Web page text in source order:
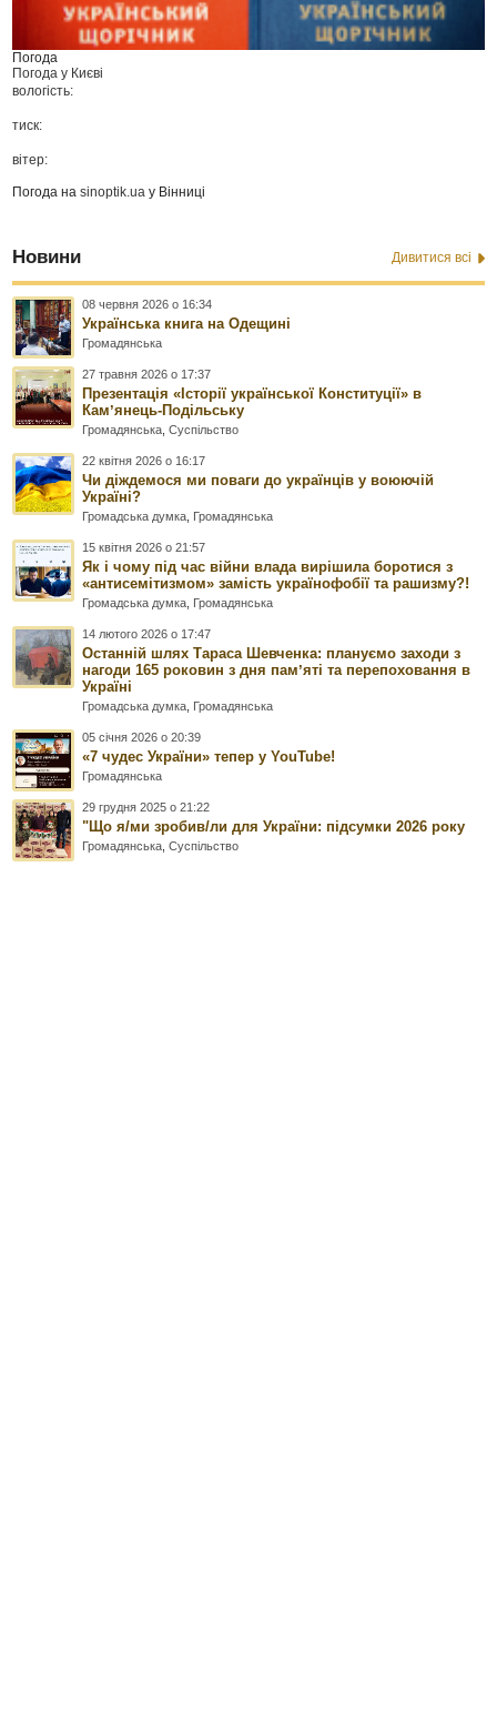
Погода
Погода у Києві
вологість:
тиск:
вітер:
Погода наsinoptik.ua у Вінниці
Новини Дивитися всі
08 червня 2026 о 16:34
Українська книга на Одещині
Громадянська
27 травня 2026 о 17:37
Презентація «Історії української Конституції» в
Камʼянець-Подільську
Громадянська ,Суспільство
22 квітня 2026 о 16:17
Чи діждемося ми поваги до українців у воюючій
Україні?
Громадська думка Громадянська
15 квітня 2026 о 21:57
Як і чому під час війни влада вирішила боротися з
«антисемітизмом» замість українофобії та рашизму?!
Громадська думка Громадянська
14 лютого 2026 о 17:47
Останній шлях Тараса Шевченка: плануємо заходи з
нагоди 165 роковин з дня памʼяті та перепоховання в
Україні
Громадська думка Громадянська
05 січня 2026 о 20:39
«7 чудес України» тепер у YouTube!
Громадянська
29 грудня 2025 о 21:22
"Що я/ми зробив/ли для України: підсумки 2026 року
Громадянська ,Суспільство